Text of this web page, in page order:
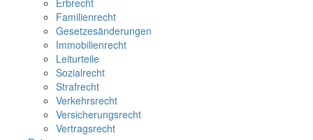
Erbrecht
Familienrecht
Gesetzesänderungen
Immobilienrecht
Leiturteile
Sozialrecht
Strafrecht
Verkehrsrecht
Versicherungsrecht
Vertragsrecht